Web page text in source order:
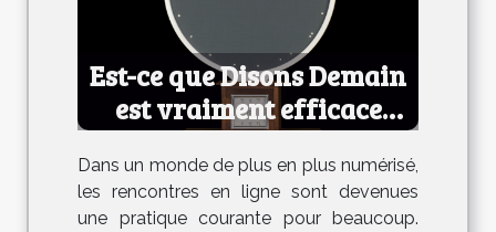
Est-ce que Disons Demain
est vraiment efficace
pour les rencontres ?
Dans un monde de plus en plus numérisé,
les rencontres en ligne sont devenues
une pratique courante pour beaucoup.